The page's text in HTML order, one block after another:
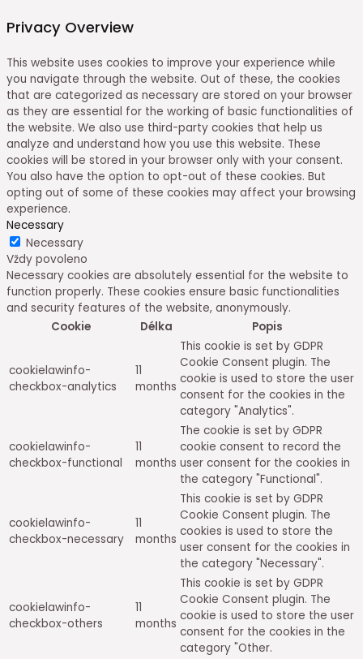
Privacy Overview
This website uses cookies to improve your experience while
you navigate through the website. Out of these, the cookies
that are categorized as necessary are stored on your browser
as they are essential for the working of basic functionalities of
the website. We also use third-party cookies that help us
analyze and understand how you use this website. These
cookies will be stored in your browser only with your consent.
You also have the option to opt-out of these cookies. But
opting out of some of these cookies may affect your browsing
experience.
Necessary
Necessary
Vždy povoleno
Necessary cookies are absolutely essential for the website to
function properly. These cookies ensure basic functionalities
and security features of the website, anonymously.
Cookie
Délka Popis
cookielawinfo-
checkbox-analytics
11
months
This cookie is set by GDPR
Cookie Consent plugin. The
cookie is used to store the user
consent for the cookies in the
category "Analytics".
cookielawinfo-
checkbox-functional
11
months
The cookie is set by GDPR
cookie consent to record the
user consent for the cookies in
the category "Functional".
cookielawinfo-
checkbox-necessary
11
months
This cookie is set by GDPR
Cookie Consent plugin. The
cookies is used to store the
user consent for the cookies in
the category "Necessary".
cookielawinfo-
checkbox-others
11
months
This cookie is set by GDPR
Cookie Consent plugin. The
cookie is used to store the user
consent for the cookies in the
category "Other.